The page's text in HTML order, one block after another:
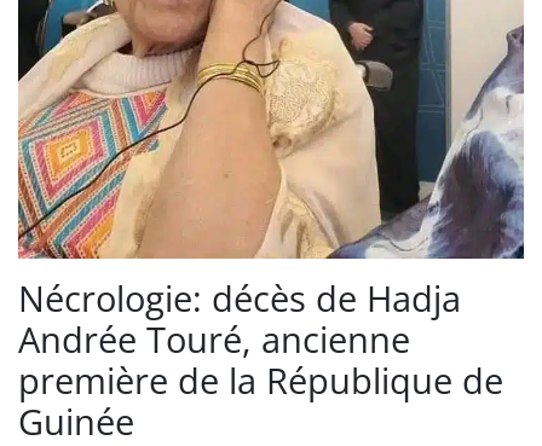
Nécrologie: décès de Hadja
Andrée Touré, ancienne
première de la République de
Guinée